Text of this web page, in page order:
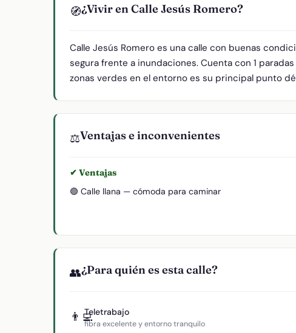
🧭¿Vivir en Calle Jesús Romero?
Calle Jesús Romero es una calle con buenas
segura frente a inundaciones. Cuenta con 1
zonas verdes en el entorno es su principal punto
⚖️Ventajas e inconvenientes
✔ Ventajas
🟢 Calle llana — cómoda para caminar
👥¿Para quién es esta calle?
👨‍💻Teletrabajo
fibra excelente y entorno tranquilo